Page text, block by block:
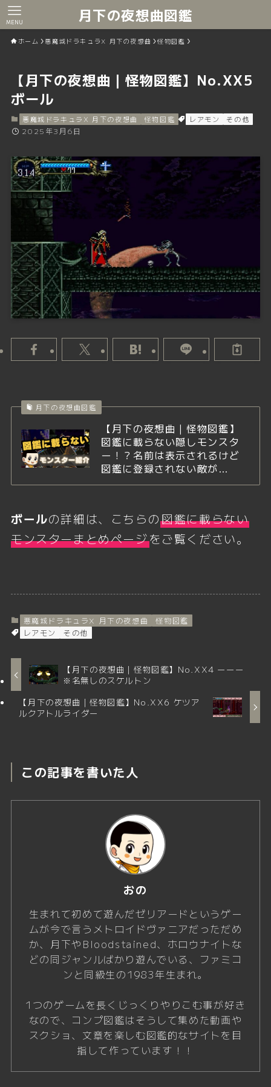
月下の夜想曲図鑑
MENU
ホーム 悪魔城ドラキュラX 月下の夜想曲 怪物図鑑
【月下の夜想曲｜怪物図鑑】No.XX5
ボール
悪魔城ドラキュラX 月下の夜想曲 怪物図鑑 レアモン その他
2025年3月6日
月下の夜想曲図鑑
【月下の夜想曲｜怪物図鑑】
図鑑に載らない隠しモンスタ
ー！？名前は表示されるけど
図鑑に登録されない敵が…
ボールの詳細は、こちらの図鑑に載らない
モンスターまとめページをご覧ください。
悪魔城ドラキュラX 月下の夜想曲
怪物図鑑
レアモン
その他
【月下の夜想曲｜怪物図鑑】No.XX4 ーーー
※名無しのスケルトン
【月下の夜想曲｜怪物図鑑】No.XX6 ケツア
ルクアトルライダー
この記事を書いた人
おの
生まれて初めて遊んだゼリアードというゲー
ムが今で言うメトロイドヴァニアだっただめ
か、月下やBloodstained、ホロウナイトな
どの同ジャンルばかり遊んでいる、ファミコ
ンと同級生の1983年生まれ。
1つのゲームを長くじっくりやりこむ事が好き
なので、コンプ図鑑はそうして集めた動画や
スクショ、文章を楽しむ図鑑的なサイトを目
指して作っています！！